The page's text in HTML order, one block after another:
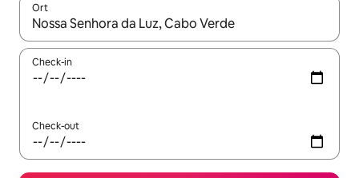
Ort
Wenn Ergebnisse verfügbar sind, navigiere mit den
Check-in
Check-out